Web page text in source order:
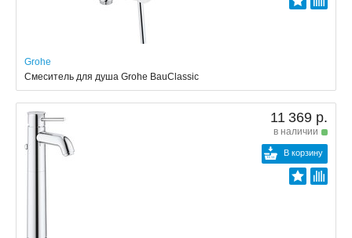
Grohe
Смеситель для душа Grohe BauClassic
11 369 р.
в наличии
В корзину